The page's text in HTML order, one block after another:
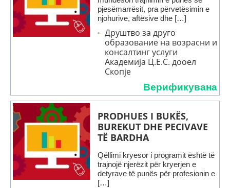
pjesëmarrësit, pra përvetësimin e
njohurive, aftësive dhe […]
Друштво за друго
образование на возрасни и
консалтинг услуги
Академија Ц.Е.С. дооел
Скопје
Верификувана
PRODHUES I BUKËS,
BUREKUT DHE PECIVAVE
TË BARDHA
Qëllimi kryesor i programit është të
trajnojë njerëzit për kryerjen e
detyrave të punës për profesionin e
[…]